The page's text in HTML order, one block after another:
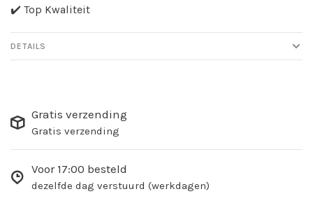
✔️ Top Kwaliteit
DETAILS
Gratis verzending
Gratis verzending
Voor 17:00 besteld
dezelfde dag verstuurd (werkdagen)